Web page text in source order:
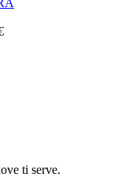
ti serve.